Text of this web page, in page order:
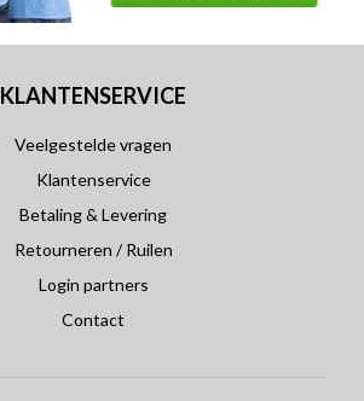
KLANTENSERVICE
Veelgestelde vragen
Klantenservice
Betaling & Levering
Retourneren / Ruilen
Login partners
Contact